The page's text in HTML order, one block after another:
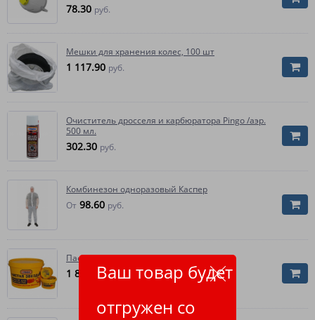
Ваш товар будет
отгружен со
78.30 руб.
Мешки для хранения колес, 100 шт
1 117.90 руб.
Очиститель дросселя и карбюратора Pingo /аэр.
500 мл.
302.30 руб.
Комбинезон одноразовый Каспер
От 98.60 руб.
Паста д/рук Чистая звезда
1 890.10руб.